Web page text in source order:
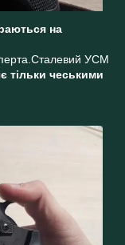
на
УСМ
тільки чеськими